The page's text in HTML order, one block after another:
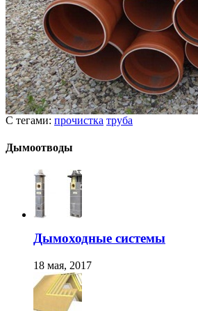
С тегами: прочистка труба
Дымоотводы
Дымоходные системы
18 мая, 2017